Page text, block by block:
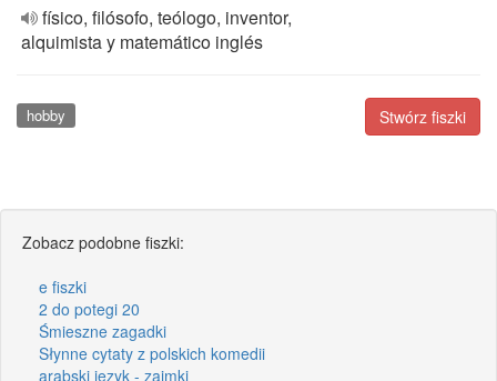
físico, filósofo, teólogo, inventor,
alquimista y matemático inglés
Stwórz fiszki
hobby
Zobacz podobne fiszki:
e fiszki
2 do potegi 20
Śmieszne zagadki
Słynne cytaty z polskich komedii
arabski język - zaimki